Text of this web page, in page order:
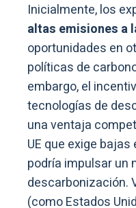
Inicialmente, los
altas emisiones a
oportunidades en
políticas de
embargo, el
tecnologías de
una ventaja
UE que exige
podría impulsar un
descarbonización.
(como Estados